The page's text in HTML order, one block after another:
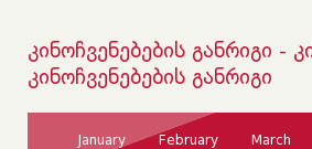
კინოჩვენებების განრიგი
კინოჩვენებების განრიგი
January February March